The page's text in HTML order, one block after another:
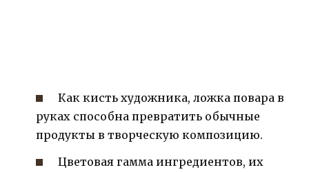
Как кисть художника, ложка повара в
руках способна превратить обычные
продукты в творческую композицию.
Цветовая гамма ингредиентов, их